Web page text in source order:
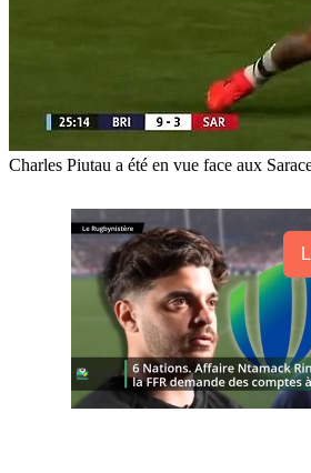
Charles Piutau a été en vue face aux